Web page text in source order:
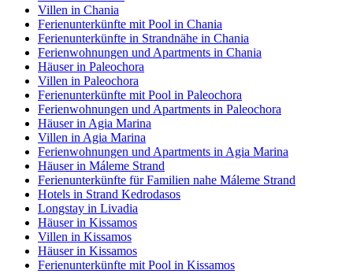
Villen in Chania
Ferienunterkünfte mit Pool in Chania
Ferienunterkünfte in Strandnähe in Chania
Ferienwohnungen und Apartments in Chania
Häuser in Paleochora
Villen in Paleochora
Ferienunterkünfte mit Pool in Paleochora
Ferienwohnungen und Apartments in Paleochora
Häuser in Agia Marina
Villen in Agia Marina
Ferienwohnungen und Apartments in Agia Marina
Häuser in Máleme Strand
Ferienunterkünfte für Familien nahe Máleme Strand
Hotels in Strand Kedrodasos
Longstay in Livadia
Häuser in Kissamos
Villen in Kissamos
Häuser in Kissamos
Ferienunterkünfte mit Pool in Kissamos